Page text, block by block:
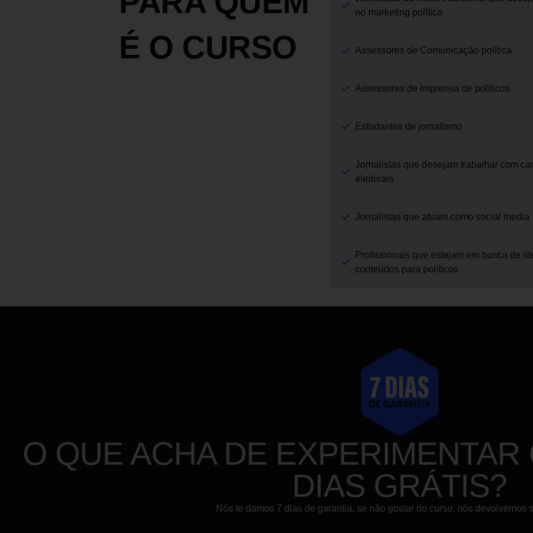
É O CURSO
no marketing político
Assessores de Comunicação política
Assessores de imprensa de políticos
Estudantes de jornalismo
Jornalistas que desejam trabalhar com
eleitorais
Jornalistas que atuam como social media
Profissionais que estejam em busca de
conteúdos para políticos
O QUE ACHA DE
DIAS GRÁTIS?
Nós te damos 7 dias de garantia, se não gostar do curso, nós devolvemos